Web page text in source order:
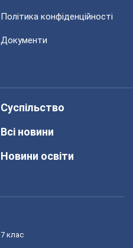
Політика конфіденційності
Документи
Суспільство
Всі новини
Новини освіти
7 клас